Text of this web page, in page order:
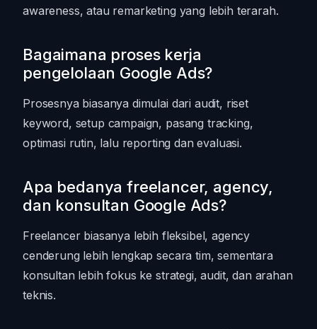
awareness, atau remarketing yang lebih terarah.
Bagaimana proses kerja
pengelolaan Google Ads?
Prosesnya biasanya dimulai dari audit, riset
keyword, setup campaign, pasang tracking,
optimasi rutin, lalu reporting dan evaluasi.
Apa bedanya freelancer, agency,
dan konsultan Google Ads?
Freelancer biasanya lebih fleksibel, agency
cenderung lebih lengkap secara tim, sementara
konsultan lebih fokus ke strategi, audit, dan arahan
teknis.